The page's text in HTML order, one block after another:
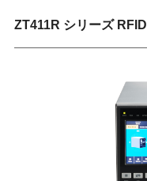
ZT411R シリーズ RFID